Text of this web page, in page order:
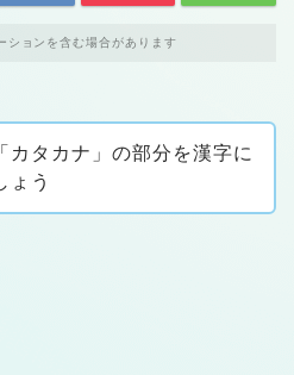
ションを含む場合があります
カタカナ」の部分を漢字に
ょう